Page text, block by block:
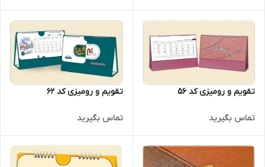
تقویم و رومیزی کد 56
تماس بگیرید
تقویم و رومیزی کد 62
تماس بگیرید